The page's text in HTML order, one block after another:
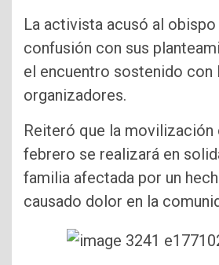
La activista acusó al obispo
confusión con sus
el encuentro sostenido con
organizadores.
Reiteró que la movilización
febrero se realizará en
familia afectada por un
causado dolor en la